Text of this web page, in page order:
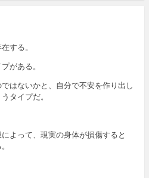
する。
がある。
はないかと、自分で不安を作り出し
タイプだ。
よって、現実の身体が損傷すると